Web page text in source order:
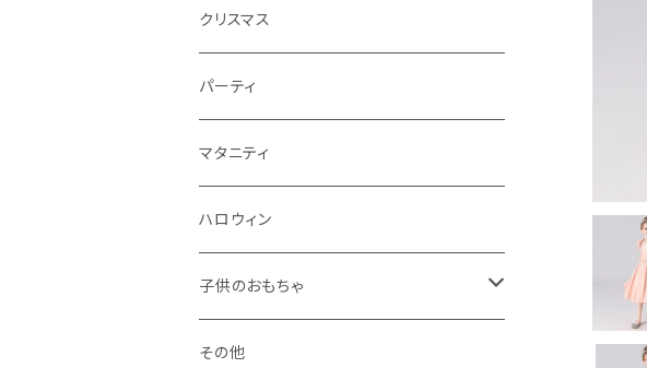
秋冬用
秋冬用
夏
秋
冬
クリスマス
パーティ
マタニティ
ハロウィン
子供のおもちゃ
ブロック系
その他